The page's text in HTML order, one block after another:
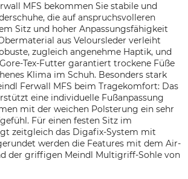
MFS bekommen Sie stabile und
die auf anspruchsvolleren
Sitz und hoher Anpassungsfähigkeit
aus Veloursleder verleiht
zugleich angenehme Haptik, und
Tex-Futter garantiert trockene Füße
Klima im Schuh. Besonders stark
Ferwall MFS beim Tragekomfort: Das
eine individuelle Fußanpassung
mit der weichen Polsterung ein sehr
Für einen festen Sitz im
zeitgleich das Digafix-System mit
werden die Features mit dem Air-
der griffigen Meindl Multigriff-Sohle von